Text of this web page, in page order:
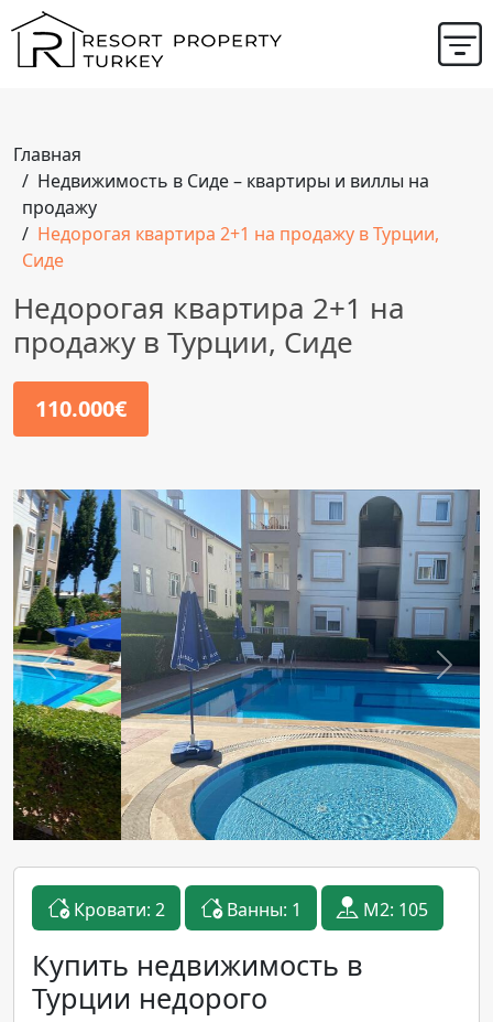
Главная
Недвижимость в Сиде – квартиры и виллы на
продажу
Недорогая квартира 2+1 на продажу в Турции,
Сиде
Недорогая квартира 2+1 на
продажу в Турции, Сиде
110.000€
Previous Next
Кровати: 2 Ванны: 1 M2: 105
Купить недвижимость в
Турции недорого